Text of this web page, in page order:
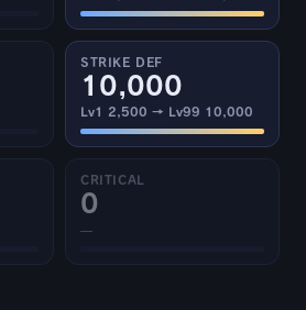
STRIKE DEF
10,000
Lv1 2,500 → Lv99 10,000
CRITICAL
0
—